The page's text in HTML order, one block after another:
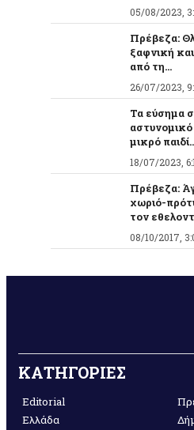
05/08/2023,
Πρέβεζα:
ξαφνική
από τη...
26/07/2023,
Τα εύσημα
μικρό
18/07/2023,
Πρέβεζα:
χωριό-
τον
08/10/2017,
ΚΑΤΗΓΟΡΙΕΣ
Editorial
Ελλάδα